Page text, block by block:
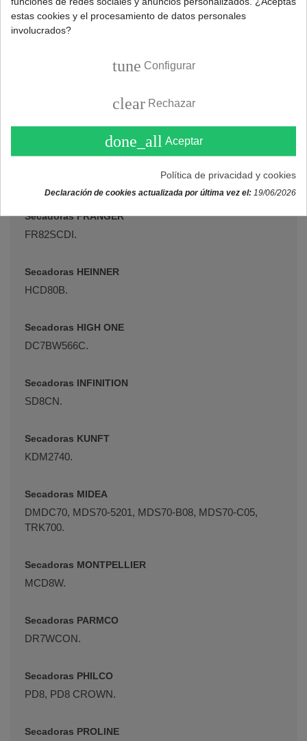
SL19DOM.
Secadoras ELECTRIQ
Secadoras FRANGER
FR82SCDI.
Secadoras HEINNER
HCD80B.
Secadoras HIGH ONE
DC7BW566C.
Secadoras INFINITION
SD8CN.
Secadoras KUNFT
KDM2740.
Secadoras MIDEA
DMDC70, MDS70-5201, MDS70-B08, MDS70-C05,
TRK700.
Secadoras MONTPELLIER
MCD8W.
Secadoras PARMCO
DR7WCON.
Secadoras PHILCO
PD8, PD8 CROWN.
Secadoras PROLINE
estas cookies y el procesamiento de datos personales
involucrados?
tune Configurar
clear Rechazar
done_all Aceptar
Política de privacidad y cookies
Declaración de cookies actualizada por última vez el: 19/06/2026